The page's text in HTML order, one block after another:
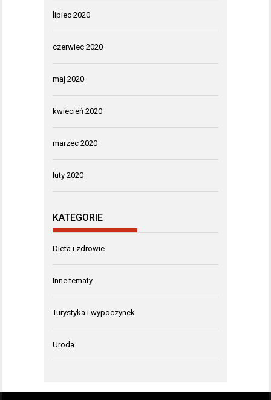
lipiec 2020
czerwiec 2020
maj 2020
kwiecień 2020
marzec 2020
luty 2020
KATEGORIE
Dieta i zdrowie
Inne tematy
Turystyka i wypoczynek
Uroda